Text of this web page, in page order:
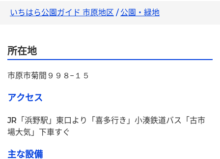
いちはら公園ガイド 市原地区 /公園・緑地
所在地
市原市菊間９９８−１５
アクセス
JR「浜野駅」東口より「喜多行き」小湊鉄道バス「古市
場大気」下車すぐ
主な設備